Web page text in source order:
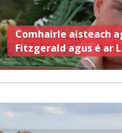
Comhairle aisteach
Fitzgerald agus é ar